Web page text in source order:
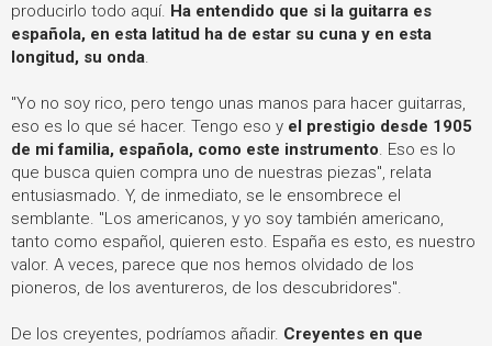
producirlo todo aquí. Ha entendido que si la guitarra es
española, en esta latitud ha de estar su cuna y en esta
longitud, su onda.
"Yo no soy rico, pero tengo unas manos para hacer guitarras,
eso es lo que sé hacer. Tengo eso y el prestigio desde 1905
de mi familia, española, como este instrumento. Eso es lo
que busca quien compra uno de nuestras piezas", relata
entusiasmado. Y, de inmediato, se le ensombrece el
semblante. "Los americanos, y yo soy también americano,
tanto como español, quieren esto. España es esto, es nuestro
valor. A veces, parece que nos hemos olvidado de los
pioneros, de los aventureros, de los descubridores".
De los creyentes, podríamos añadir. Creyentes en que